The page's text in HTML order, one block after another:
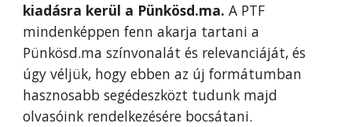
kiadásra kerül a Pünkösd.ma. A PTF
mindenképpen fenn akarja tartani a
Pünkösd.ma színvonalát és relevanciáját, és
úgy véljük, hogy ebben az új formátumban
hasznosabb segédeszközt tudunk majd
olvasóink rendelkezésére bocsátani.